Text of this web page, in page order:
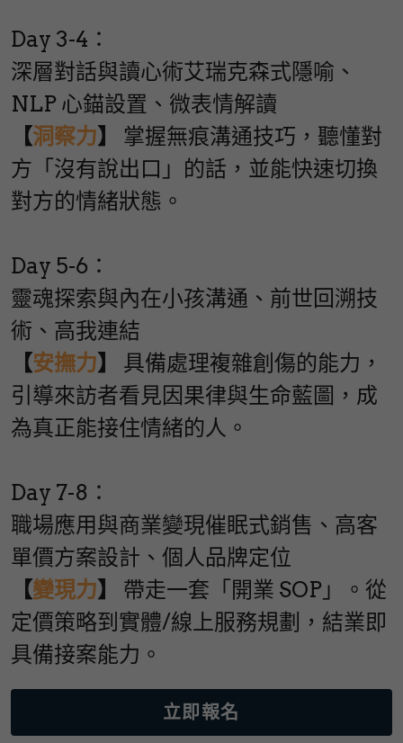
Day 3-4：
深層對話與讀心術艾瑞克森式隱喻、
NLP 心錨設置、微表情解讀
【洞察力】
掌握無痕溝通技巧，聽懂對
方「沒有說出口」的話，並能快速切換
對方的情緒狀態。
Day 5-6：
靈魂探索與內在小孩溝通、前世回溯技
術、高我連結
【安撫力】
具備處理複雜創傷的能力，
引導來訪者看見因果律與生命藍圖，成
為真正能接住情緒的人。
Day 7-8：
職場應用與商業變現催眠式銷售、高客
單價方案設計、個人品牌定位
【變現力】
帶走一套「開業 SOP」。從
定價策略到實體/線上服務規劃，結業即
具備接案能力。
立即報名